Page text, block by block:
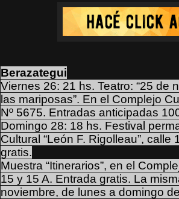
Berazategui
Viernes 26: 21 hs. Teatro: “25 de
las mariposas”. En el Complejo
Nº 5675. Entradas anticipadas
Domingo 28: 18 hs. Festival
Cultural “León F. Rigolleau”,
gratis.
Muestra “Itinerarios”, en el
15 y 15 A. Entrada gratis. La
noviembre, de lunes a domingo